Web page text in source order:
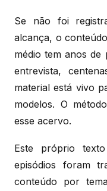
Se não foi
alcança, o
médio tem anos de
entrevista,
material está vivo
modelos. O
esse acervo.
Este próprio
episódios foram
conteúdo por